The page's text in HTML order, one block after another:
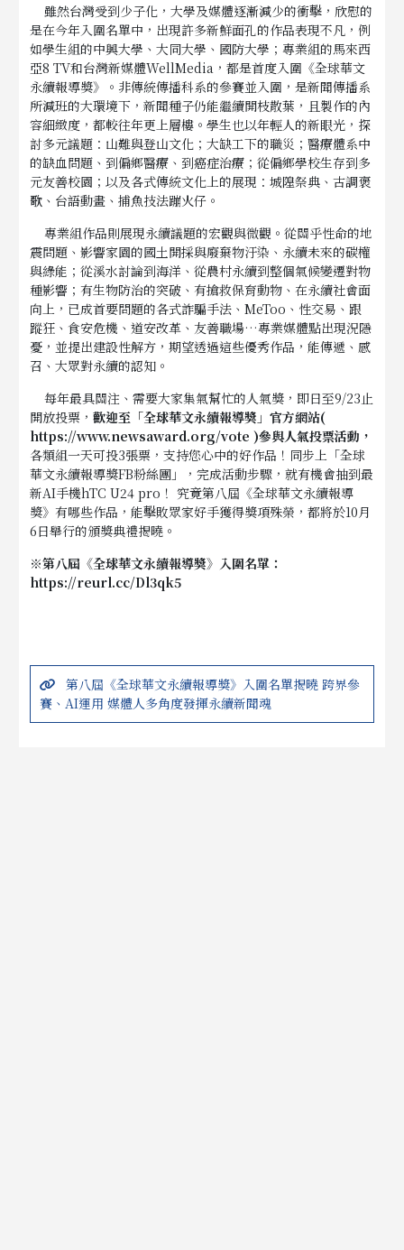
雖然台灣受到少子化，大學及媒體逐漸減少的衝擊，欣慰的
是在今年入圍名單中，出現許多新鮮面孔的作品表現不凡，例
如學生組的中興大學、大同大學、國防大學；專業組的馬來西
亞8 TV和台灣新媒體WellMedia，都是首度入圍《全球華文
永續報導獎》。非傳統傳播科系的參賽並入圍，是新聞傳播系
所減班的大環境下，新聞種子仍能繼續開枝散葉，且製作的內
容細緻度，都較往年更上層樓。學生也以年輕人的新眼光，探
討多元議題：山難與登山文化；大缺工下的職災；醫療體系中
的缺血問題、到偏鄉醫療、到癌症治療；從偏鄉學校生存到多
元友善校園；以及各式傳統文化上的展現：城隍祭典、古調褒
歌、台語動畫、捕魚技法蹦火仔。
專業組作品則展現永續議題的宏觀與微觀。從關乎性命的地
震問題、影響家園的國土開採與廢棄物汙染、永續未來的碳權
與綠能；從溪水討論到海洋、從農村永續到整個氣候變遷對物
種影響；有生物防治的突破、有搶救保育動物、在永續社會面
向上，已成首要問題的各式詐騙手法、MeToo、性交易、跟
蹤狂、食安危機、道安改革、友善職場…專業媒體點出現況隱
憂，並提出建設性解方，期望透過這些優秀作品，能傳遞、感
召、大眾對永續的認知。
每年最具關注、需要大家集氣幫忙的人氣獎，即日至9/23止
開放投票，歡迎至「全球華文永續報導獎」官方網站(
https://www.newsaward.org/vote )參與人氣投票活動，
各類組一天可投3張票，支持您心中的好作品！同步上「全球
華文永續報導獎FB粉絲團」，完成活動步驟，就有機會抽到最
新AI手機hTC U24 pro！ 究竟第八屆《全球華文永續報導
獎》有哪些作品，能擊敗眾家好手獲得獎項殊榮，都將於10月
6日舉行的頒獎典禮揭曉。
※第八屆《全球華文永續報導獎》入圍名單：
https://reurl.cc/Dl3qk5
第八屆《全球華文永續報導獎》入圍名單揭曉 跨界參
賽、AI運用 媒體人多角度發揮永續新聞魂